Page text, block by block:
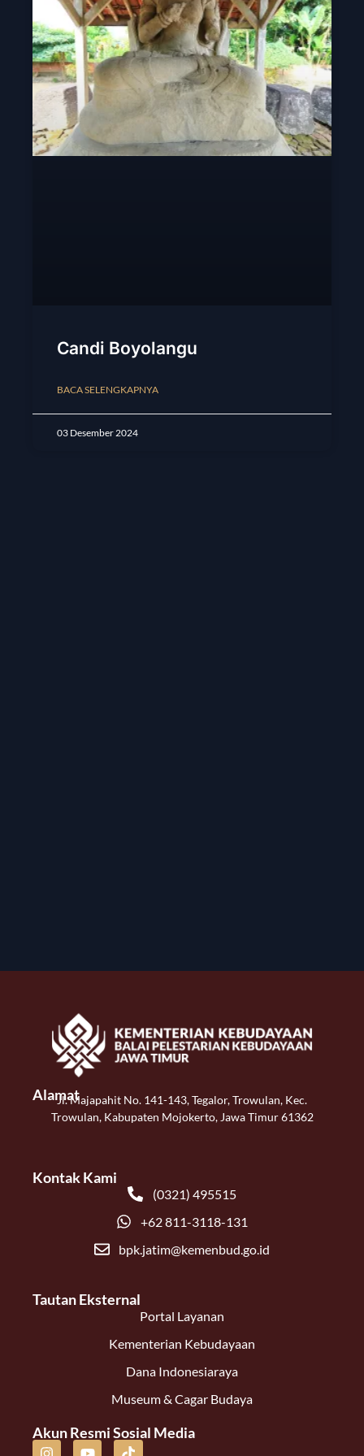
Candi Boyolangu
BACA SELENGKAPNYA
03 Desember 2024
AlamatJl. Majapahit No. 141-143, Tegalor, Trowulan, Kec.
Trowulan, Kabupaten Mojokerto, Jawa Timur 61362
Kontak Kami
(0321) 495515
+62 811-3118-131
bpk.jatim@kemenbud.go.id
Tautan Eksternal
Portal Layanan
Kementerian Kebudayaan
Dana Indonesiaraya
Museum & Cagar Budaya
Akun Resmi Sosial Media